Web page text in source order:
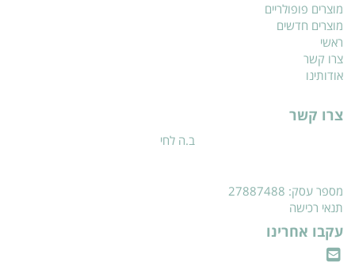
מוצרים פופולריים
מוצרים חדשים
ראשי
צרו קשר
אודותינו
צרו קשר
ב.ה לחי
מספר עסק: 27887488
תנאי רכישה
עקבו אחרינו